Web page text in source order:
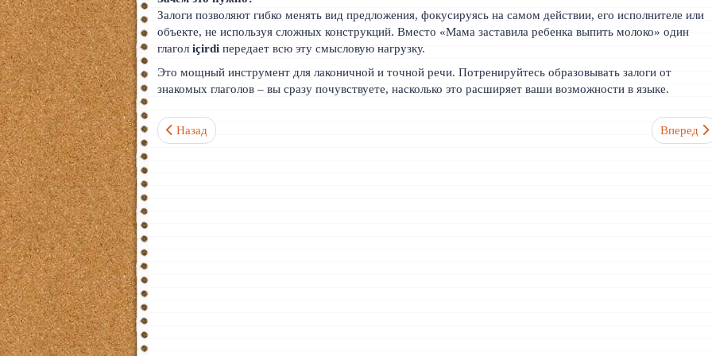
Залоги позволяют гибко менять вид предложения, фокусируясь на самом действии, его исполнителе или
объекте, не используя сложных конструкций. Вместо «Мама заставила ребенка выпить молоко» один
глаголiçirdi передает всю эту смысловую нагрузку.
Это мощный инструмент для лаконичной и точной речи. Потренируйтесь образовывать залоги от
знакомых глаголов – вы сразу почувствуете, насколько это расширяет ваши возможности в языке.
Предыдущий: Как выразить принадлежность ("у меня есть") в турецком языке?
Назад Вперед